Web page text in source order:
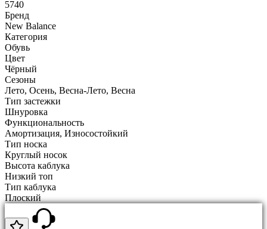
5740
Бренд
New Balance
Категория
Обувь
Цвет
Чёрный
Сезоны
Лето, Осень, Весна-Лето, Весна
Тип застежки
Шнуровка
Функциональность
Амортизация, Износостойкий
Тип носка
Круглый носок
Высота каблука
Низкий топ
Тип каблука
Плоский